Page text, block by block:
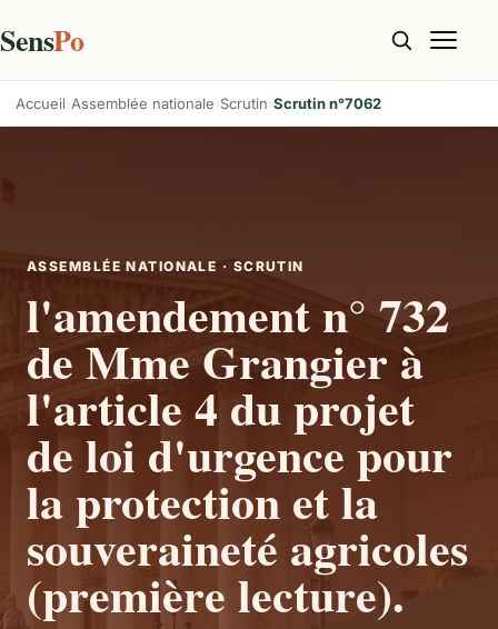
SensPo
Accueil Assemblée nationale Scrutin Scrutin n°7062
ASSEMBLÉE NATIONALE · SCRUTIN
l'amendement n° 732
de Mme Grangier à
l'article 4 du projet
de loi d'urgence pour
la protection et la
souveraineté agricoles
(première lecture).